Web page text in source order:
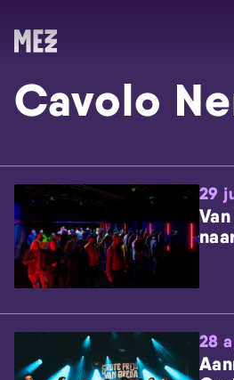
Skip
Cavolo
29
28